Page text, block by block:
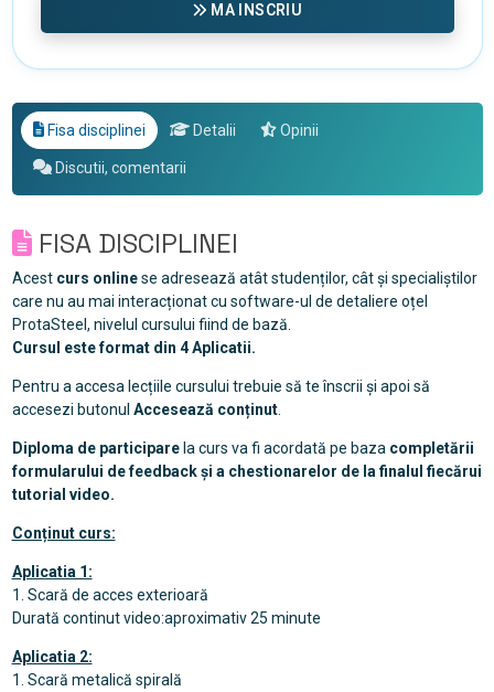
MA INSCRIU
Fisa disciplinei Detalii Opinii
Discutii, comentarii
FISA DISCIPLINEI
Acest curs onlinese adresează atât studenților, cât și specialiștilor
care nu au mai interacționat cu software-ul de detaliere oțel
ProtaSteel, nivelul cursului fiind de bază.
Cursul este format din 4 Aplicatii.
Pentru a accesa lecțiile cursului trebuie să te înscrii și apoi să
accesezi butonul Accesează conținut.
Diploma de participarela curs va fi acordată pe baza completării
formularului de feedback și a chestionarelor de la finalul fiecărui
tutorial video.
Conținut curs:
Aplicatia 1:
1. Scară de acces exterioară
Durată continut video:aproximativ 25 minute
Aplicatia 2:
1. Scară metalică spirală